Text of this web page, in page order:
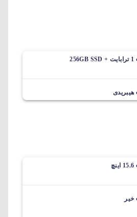
1 ترابایت + 256GB SSD
هیبریدی
15.6 اینچ
خیر